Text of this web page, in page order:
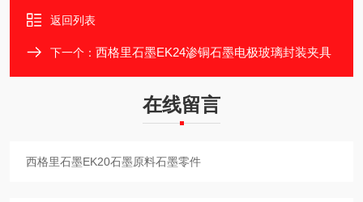
返回列表
下一个： 西格里石墨EK24渗铜石墨电极玻璃封装夹具
在线留言